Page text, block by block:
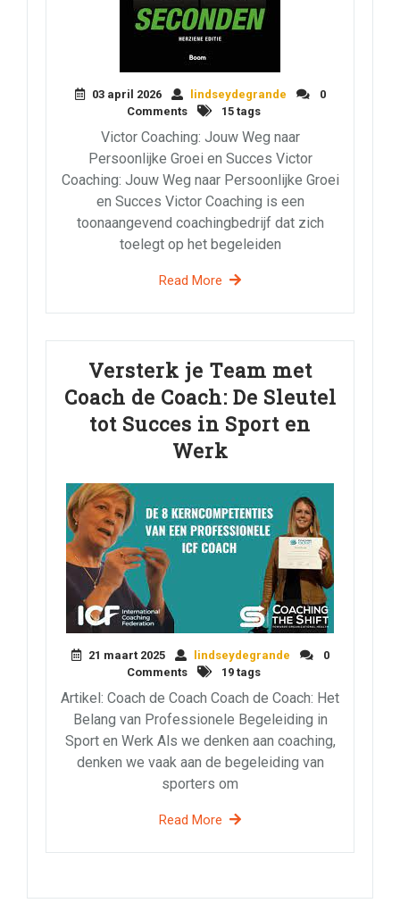
03 april 2026 lindseydegrande
0
Comments
15 tags
Victor Coaching: Jouw Weg naar
Persoonlijke Groei en Succes Victor
Coaching: Jouw Weg naar Persoonlijke Groei
en Succes Victor Coaching is een
toonaangevend coachingbedrijf dat zich
toelegt op het begeleiden
Read More
Versterk je Team met
Coach de Coach: De Sleutel
tot Succes in Sport en
Werk
21 maart 2025 lindseydegrande
0
Comments
19 tags
Artikel: Coach de Coach Coach de Coach: Het
Belang van Professionele Begeleiding in
Sport en Werk Als we denken aan coaching,
denken we vaak aan de begeleiding van
sporters om
Read More